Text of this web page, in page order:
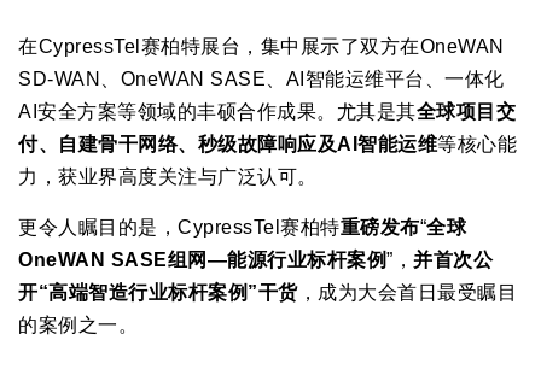
在CypressTel赛柏特展台，集中展示了双方在OneWAN
SD-WAN、OneWAN SASE、AI智能运维平台、一体化
AI安全方案等领域的丰硕合作成果。尤其是其全球项目交
付、自建骨干网络、秒级故障响应及AI智能运维等核心能
力，获业界高度关注与广泛认可。
更令人瞩目的是，CypressTel赛柏特重磅发布“全球
OneWAN SASE组网—能源行业标杆案例”， 并首次公
开“高端智造行业标杆案例”干货，成为大会首日最受瞩目
的案例之一。